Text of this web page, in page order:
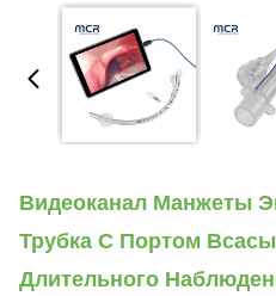
Видеоканал Манжеты
Трубка С Портом
Длительного